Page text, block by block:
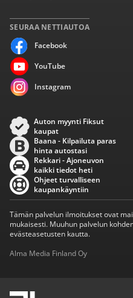
SEURAA NETTIAUTOA
Facebook
YouTube
Instagram
Auton myynti Fiksut
kaupat
Baana - Kilpailuta paras
hinta autostasi
Rekkari - Ajoneuvon
kaikki tiedot heti
Ohjeet turvalliseen
kaupankäyntiin
Tämän palvelun ilmoitukset ovat
mukaisesti. Muuhun palvelun
evästeasetusten kautta.
Alma Media Finland Oy